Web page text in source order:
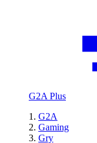
G2A Plus
G2A
Gaming
Gry